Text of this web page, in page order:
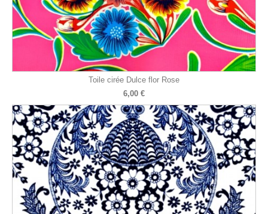
Toile cirée Dulce flor Rose
6,00 €